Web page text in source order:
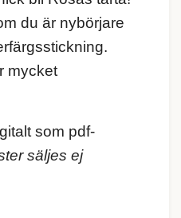
du är nybörjare
mycket
som pdf-
säljes ej